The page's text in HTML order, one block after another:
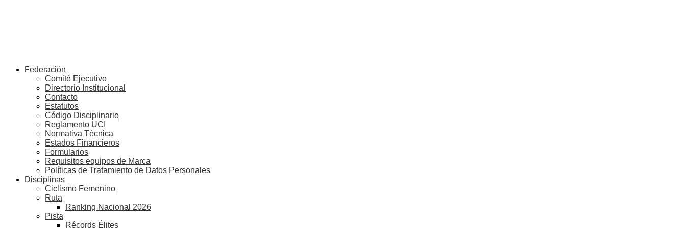
Federación
Comité Ejecutivo
Directorio Institucional
Contacto
Estatutos
Código Disciplinario
Reglamento UCI
Normativa Técnica
Estados Financieros
Formularios
Requisitos equipos de Marca
Políticas de Tratamiento de Datos Personales
Disciplinas
Ciclismo Femenino
Ruta
Ranking Nacional 2026
Pista
Récords Élites